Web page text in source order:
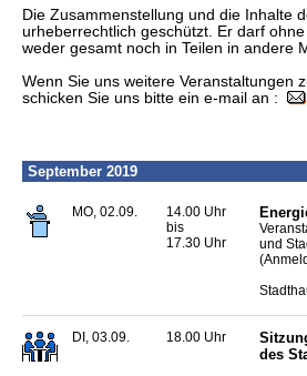
Die Zusammenstellung und die Inhalte
urheberrechtlich geschützt. Er darf
weder gesamt noch in Teilen in andere
Wenn Sie uns weitere Veranstaltungen
schicken Sie uns bitte ein e-mail an :
September 2019
MO, 02.09.
14.00 Uhr
bis
17.30 Uhr
und
DI, 03.09. 18.00 Uhr
des